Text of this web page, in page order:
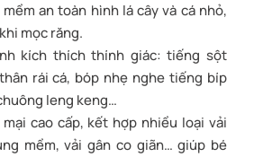
an toàn hình lá cây và cá nhỏ,
mọc răng.
kích thích thính giác: tiếng sột
rái cá, bóp nhẹ nghe tiếng bíp
leng keng…
cao cấp, kết hợp nhiều loại vải
mềm, vải gân co giãn… giúp bé